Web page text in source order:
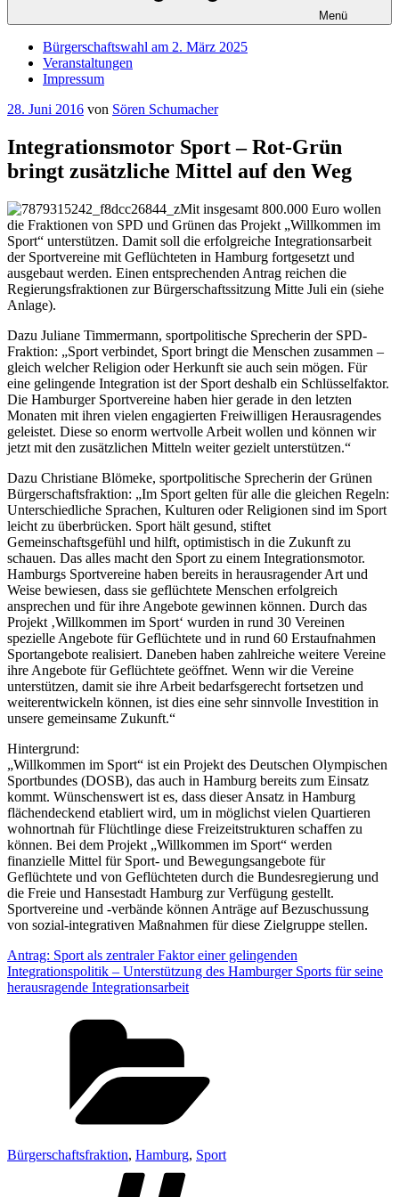
Menü
Bürgerschaftswahl am 2. März 2025
Veranstaltungen
Impressum
Veröffentlicht
28. Juni 2016 von Sören Schumacher
Integrationsmotor Sport – Rot-Grün
bringt zusätzliche Mittel auf den Weg
Mit insgesamt 800.000 Euro wollen
die Fraktionen von SPD und Grünen das Projekt „Willkommen im
Sport“ unterstützen. Damit soll die erfolgreiche Integrationsarbeit
der Sportvereine mit Geflüchteten in Hamburg fortgesetzt und
ausgebaut werden. Einen entsprechenden Antrag reichen die
Regierungsfraktionen zur Bürgerschaftssitzung Mitte Juli ein (siehe
Anlage).
Dazu Juliane Timmermann, sportpolitische Sprecherin der SPD-
Fraktion: „Sport verbindet, Sport bringt die Menschen zusammen –
gleich welcher Religion oder Herkunft sie auch sein mögen. Für
eine gelingende Integration ist der Sport deshalb ein Schlüsselfaktor.
Die Hamburger Sportvereine haben hier gerade in den letzten
Monaten mit ihren vielen engagierten Freiwilligen Herausragendes
geleistet. Diese so enorm wertvolle Arbeit wollen und können wir
jetzt mit den zusätzlichen Mitteln weiter gezielt unterstützen.“
Dazu Christiane Blömeke, sportpolitische Sprecherin der Grünen
Bürgerschaftsfraktion: „Im Sport gelten für alle die gleichen Regeln:
Unterschiedliche Sprachen, Kulturen oder Religionen sind im Sport
leicht zu überbrücken. Sport hält gesund, stiftet
Gemeinschaftsgefühl und hilft, optimistisch in die Zukunft zu
schauen. Das alles macht den Sport zu einem Integrationsmotor.
Hamburgs Sportvereine haben bereits in herausragender Art und
Weise bewiesen, dass sie geflüchtete Menschen erfolgreich
ansprechen und für ihre Angebote gewinnen können. Durch das
Projekt ‚Willkommen im Sport‘ wurden in rund 30 Vereinen
spezielle Angebote für Geflüchtete und in rund 60 Erstaufnahmen
Sportangebote realisiert. Daneben haben zahlreiche weitere Vereine
ihre Angebote für Geflüchtete geöffnet. Wenn wir die Vereine
unterstützen, damit sie ihre Arbeit bedarfsgerecht fortsetzen und
weiterentwickeln können, ist dies eine sehr sinnvolle Investition in
unsere gemeinsame Zukunft.“
Hintergrund:
„Willkommen im Sport“ ist ein Projekt des Deutschen Olympischen
Sportbundes (DOSB), das auch in Hamburg bereits zum Einsatz
kommt. Wünschenswert ist es, dass dieser Ansatz in Hamburg
flächendeckend etabliert wird, um in möglichst vielen Quartieren
wohnortnah für Flüchtlinge diese Freizeitstrukturen schaffen zu
können. Bei dem Projekt „Willkommen im Sport“ werden
finanzielle Mittel für Sport- und Bewegungsangebote für
Geflüchtete und von Geflüchteten durch die Bundesregierung und
die Freie und Hansestadt Hamburg zur Verfügung gestellt.
Sportvereine und -verbände können Anträge auf Bezuschussung
von sozial-integrativen Maßnahmen für diese Zielgruppe stellen.
Antrag: Sport als zentraler Faktor einer gelingenden
Integrationspolitik – Unterstützung des Hamburger Sports für seine
herausragende Integrationsarbeit
Bürgerschaftsfraktion, Hamburg, Sport